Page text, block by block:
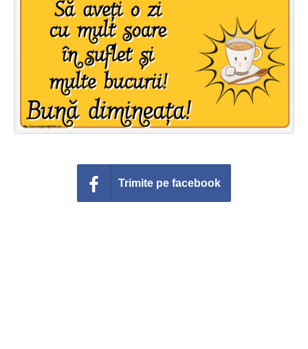
Felicitari muzicale
Felicitari muzicale personalizate
Felicitari animate
Invitatii personalizate
Trimite pe facebook